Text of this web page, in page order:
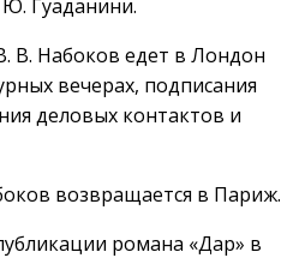
Гуаданини.
В. Набоков едет в Лондон
вечерах, подписания
деловых контактов и
возвращается в Париж.
романа «Дар» в